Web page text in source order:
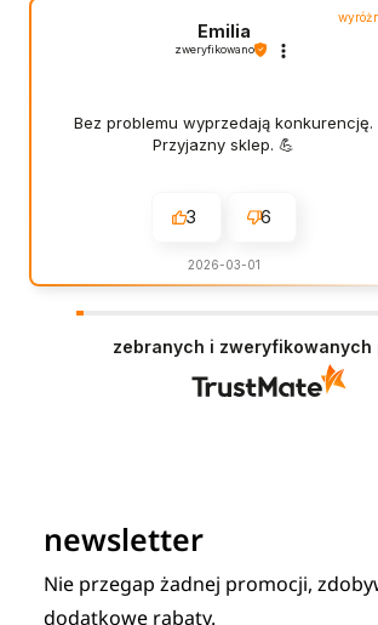
Emilia
zweryfikowano
Bez problemu wyprzedają konkurencję.
Przyjazny sklep. 💪
3 6
2026-03-01
zebranych i zweryfikowanych
newsletter
Nie przegap żadnej promocji,
dodatkowe rabaty.